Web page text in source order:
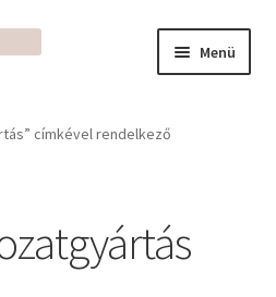
Menü
címkével rendelkező